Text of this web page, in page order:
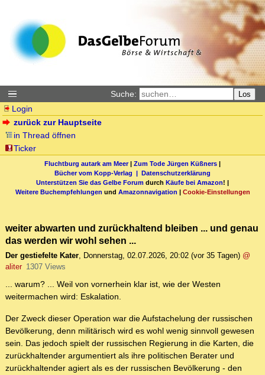
Suche: Los
Login
zurück zur Hauptseite
in Thread öffnen
Ticker
Fluchtburg autark am Meer| Zum Tode Jürgen Küßners |
Bücher vom Kopp-Verlag | Datenschutzerklärung
Unterstützen Sie das Gelbe Forum durch Käufe bei Amazon! |
Weitere Buchempfehlungen und Amazonnavigation | Cookie-Einstellungen
weiter abwarten und zurückhaltend bleiben ... und genau
das werden wir wohl sehen ...
Der gestiefelte Kater, Donnerstag, 02.07.2026, 20:02 (vor 35 Tagen) @
aliter 1307 Views
... warum? ... Weil von vornerhein klar ist, wie der Westen
weitermachen wird: Eskalation.
Der Zweck dieser Operation war die Aufstachelung der russischen
Bevölkerung, denn militärisch wird es wohl wenig sinnvoll gewesen
sein. Das jedoch spielt der russischen Regierung in die Karten, die
zurückhaltender argumentiert als ihre politischen Berater und
zurückhaltender agiert als es der russischen Bevölkerung - den